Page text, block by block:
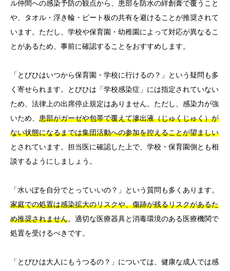
ル仲間への感染予防の観点から、患部を防水の絆創膏で覆うこと
や、タオル・浮き輪・ビート板の共有を避けることが推奨されて
います。ただし、学校や保育園・幼稚園によって対応が異なるこ
とがあるため、事前に確認することをおすすめします。
「とびひはいつから保育園・学校に行けるの？」という疑問も多
く寄せられます。とびひは「学校感染症」には指定されていない
ため、法律上の出席停止規定はありません。ただし、感染力が強
いため、 患部がガーゼや包帯で覆えて滲出液（じゅくじゅく）が
ない状態になるまでは集団活動への参加を控えることが望ましい
とされています。担当医に確認した上で、学校・保育園側とも相
談するようにしましょう。
「水いぼを自分でとっていいの？」という質問も多くあります。
家庭での処置は感染拡大のリスクや、傷跡が残るリスクがあるた
め推奨されません。適切な医療器具と消毒環境のある医療機関で
処置を受けるべきです。
「とびひは大人にもうつるの？」については、健康な成人では感